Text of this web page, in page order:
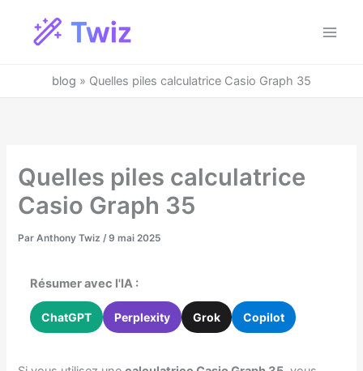
contenu
blog » Quelles piles calculatrice Casio Graph 35
Quelles piles calculatrice
Casio Graph 35
ParAnthony Twiz/9 mai 2025
Résumer avec l'IA :
ChatGPT Perplexity Grok Copilot